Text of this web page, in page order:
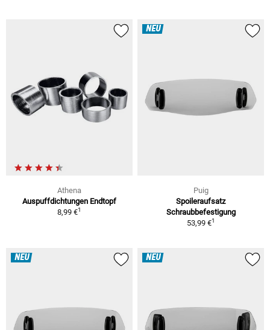
Athena
Auspuffdichtungen Endtopf
8,99 €1
NEU
Puig
Spoileraufsatz
Schraubbefestigung
53,99 €1
NEU NEU